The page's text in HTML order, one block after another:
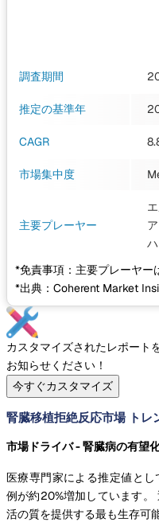
調査期間
推定の基準年
CAGR
市場集中度
主要プレーヤー
*免責事項：主要プレーヤー
*出典：Coherent Market
カスタマイズされたレポート
お知らせください！
今すぐカスタマイズ
腎臓移植拒絶反応市場 トレ
市場ドライバ - 腎臓病の有望
医療専門家による推定値と
例が約20%増加しています
活の質を提供する最も生存可